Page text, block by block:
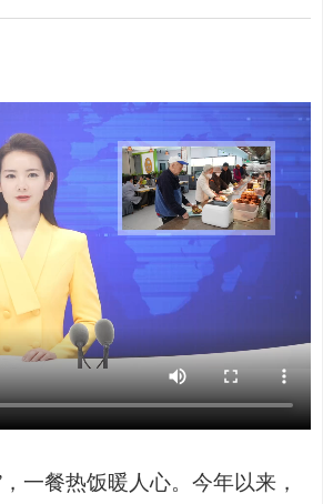
一餐热饭暖人心。今年以来，